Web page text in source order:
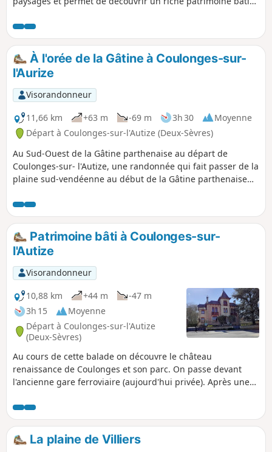
agricoles, etc.). Le patrimoine naturel n'est pas en reste
avec la Planche de Rochard et les Rochers de la Chaise par
exemple.
À l'orée de la Gâtine à Coulonges-sur-
l'Aurize
Visorandonneur
11,66 km
+63 m -69 m 3h 30
Moyenne
Départ à Coulonges-sur-l'Autize (Deux-Sèvres)
Au Sud-Ouest de la Gâtine parthenaise au départ de
Coulonges-sur- l'Autize, une randonnée qui fait passer de la
plaine sud-vendéenne au début de la Gâtine parthenaise
Patrimoine bâti à Coulonges-sur-
l'Autize
Visorandonneur
10,88 km
+44 m
-47 m
3h 15
Moyenne
Départ à Coulonges-sur-l'Autize
(Deux-Sèvres)
Au cours de cette balade on découvre le château
renaissance de Coulonges et son parc. On passe devant
l'ancienne gare ferroviaire (aujourd'hui privée). Après une
la cheminée de l'ancien four à chaux. Retour dans le bourg
de Coulonges par l'église, un ancien lavoir (rue de
l'épargne), un petit square aménagé à l'emplacement d'un
ancien restaurant puis le marché couvert de la commune.
La plaine de Villiers